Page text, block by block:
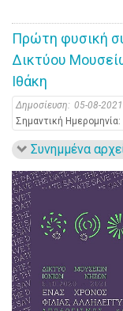
Πρώτη φυσική
Δικτύου
Ιθάκη
Δημοσίευση: 05-08-
Σημαντική Ημερομηνία:
Συνημμένα